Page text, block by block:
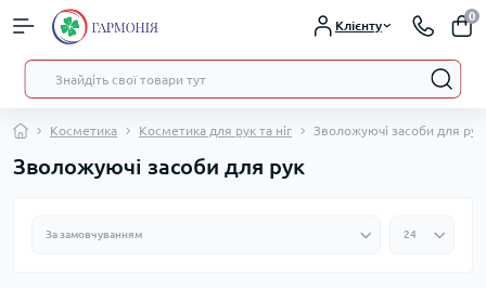
Клієнту
0
Косметика Косметика для рук та ніг Зволожуючі засоби для рук
Зволожуючі засоби для рук